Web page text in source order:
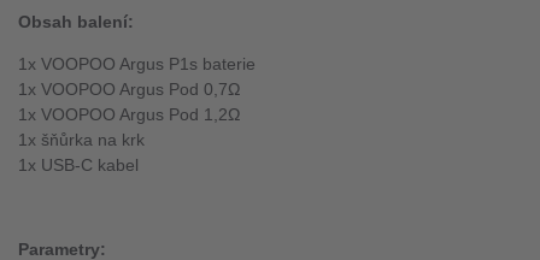
Obsah balení:
1x VOOPOO Argus P1s baterie
1x VOOPOO Argus Pod 0,7Ω
1x VOOPOO Argus Pod 1,2Ω
1x šňůrka na krk
1x USB-C kabel
Parametry: